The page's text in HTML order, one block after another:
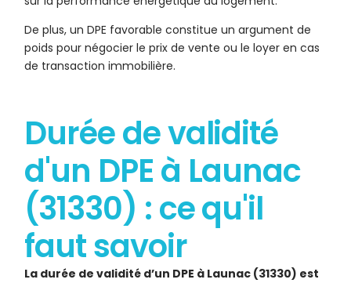
De plus, un DPE favorable constitue un argument de
poids pour négocier le prix de vente ou le loyer en cas
de transaction immobilière.
Durée de validité
d'un DPE à Launac
(31330) : ce qu'il
faut savoir
La durée de validité d’un DPE à Launac (31330) est